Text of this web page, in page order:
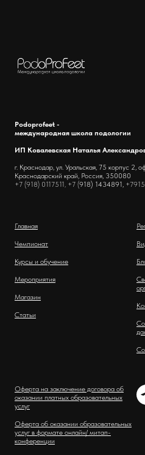
Podoprofeet -
международная школа подологии
ИП Ковалевская Наталья
г. Краснодар, ул. Уральская, 75 корпус 2,
Краснодарский край, Россия, 350080
+7 (918) 0117511, +7 (918) 1434891,
Главная
Чемпионат
Курсы и обучение
Мероприятия
Магазин
Статьи
Оферта на заключение договора об
оказании платных образовательных
услуг
Оферта об оказании образовательных
услуг в формате онлайн/ митап-
конференции